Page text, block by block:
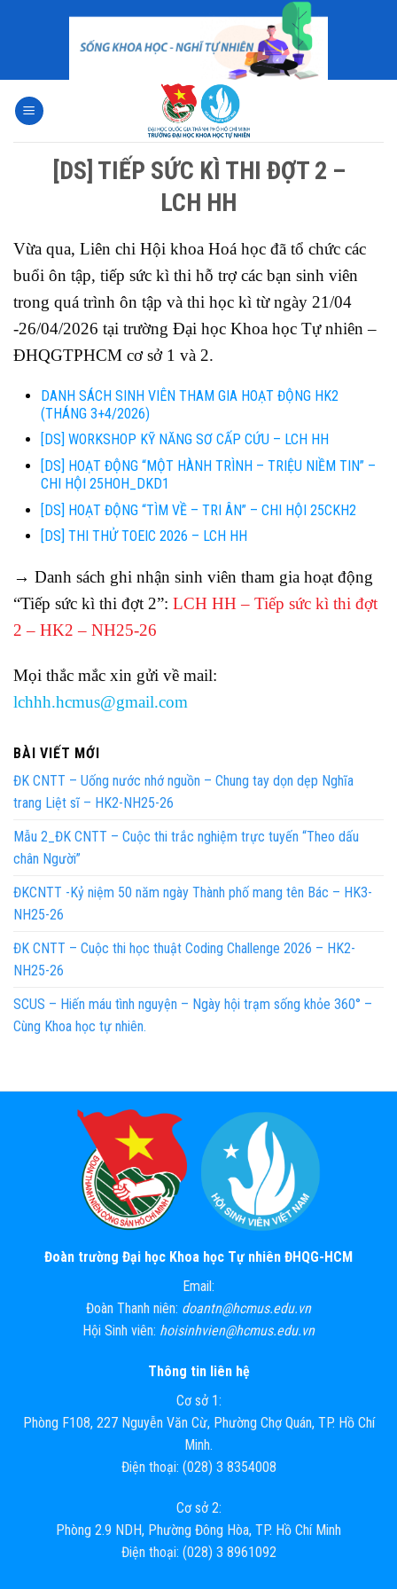
[DS] TIẾP SỨC KÌ THI ĐỢT 2 –
LCH HH
Vừa qua, Liên chi Hội khoa Hoá học đã tổ chức các
buổi ôn tập, tiếp sức kì thi hỗ trợ các bạn sinh viên
trong quá trình ôn tập và thi học kì từ ngày 21/04
-26/04/2026 tại trường Đại học Khoa học Tự nhiên –
ĐHQGTPHCM cơ sở 1 và 2.
DANH SÁCH SINH VIÊN THAM GIA HOẠT ĐỘNG HK2
(THÁNG 3+4/2026)
[DS] WORKSHOP KỸ NĂNG SƠ CẤP CỨU – LCH HH
[DS] HOẠT ĐỘNG “MỘT HÀNH TRÌNH – TRIỆU NIỀM TIN” –
CHI HỘI 25HOH_DKD1
[DS] HOẠT ĐỘNG “TÌM VỀ – TRI ÂN” – CHI HỘI 25CKH2
[DS] THI THỬ TOEIC 2026 – LCH HH
→ Danh sách ghi nhận sinh viên tham gia hoạt động
“Tiếp sức kì thi đợt 2”: LCH HH – Tiếp sức kì thi đợt
2 – HK2 – NH25-26
Mọi thắc mắc xin gửi về mail:
lchhh.hcmus@gmail.com
BÀI VIẾT MỚI
ĐK CNTT – Uống nước nhớ nguồn – Chung tay dọn dẹp Nghĩa
trang Liệt sĩ – HK2-NH25-26
Mẫu 2_ĐK CNTT – Cuộc thi trắc nghiệm trực tuyến “Theo dấu
chân Người”
ĐKCNTT -Kỷ niệm 50 năm ngày Thành phố mang tên Bác – HK3-
NH25-26
ĐK CNTT – Cuộc thi học thuật Coding Challenge 2026 – HK2-
NH25-26
SCUS – Hiến máu tình nguyện – Ngày hội trạm sống khỏe 360° –
Cùng Khoa học tự nhiên.
Đoàn trường Đại học Khoa học Tự nhiên ĐHQG-HCM
Email:
Đoàn Thanh niên: doantn@hcmus.edu.vn
Hội Sinh viên: hoisinhvien@hcmus.edu.vn
Thông tin liên hệ
Cơ sở 1:
Phòng F108, 227 Nguyễn Văn Cừ, Phường Chợ Quán, TP. Hồ Chí
Minh.
Điện thoại: (028) 3 8354008
Cơ sở 2:
Phòng 2.9 NDH, Phường Đông Hòa, TP. Hồ Chí Minh
Điện thoại: (028) 3 8961092